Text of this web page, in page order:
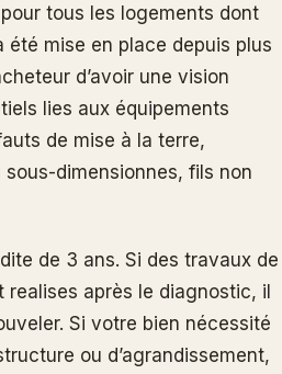
tous les logements dont
été mise en place depuis plus
d’avoir une vision
lies aux équipements
de mise à la terre,
dimensionnes, fils non
de 3 ans. Si des travaux de
realises après le diagnostic, il
Si votre bien nécessité
ou d’agrandissement,